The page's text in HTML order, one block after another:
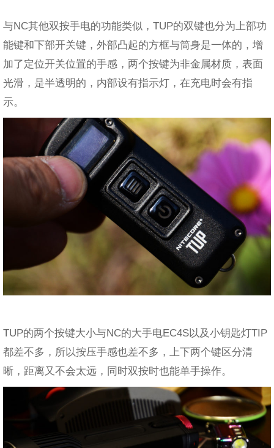
与NC其他双按手电的功能类似，TUP的双键也分为上部功
能键和下部开关键，外部凸起的方框与筒身是一体的，增
加了定位开关位置的手感，两个按键为非金属材质，表面
光滑，是半透明的，内部设有指示灯，在充电时会有指
示。
TUP的两个按键大小与NC的大手电EC4S以及小钥匙灯TIP
都差不多，所以按压手感也差不多，上下两个键区分清
晰，距离又不会太远，同时双按时也能单手操作。